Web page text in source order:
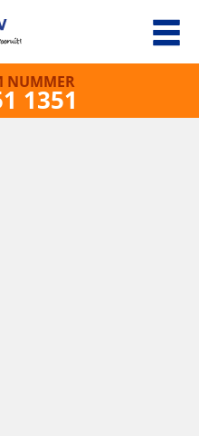
NUMMER
1351